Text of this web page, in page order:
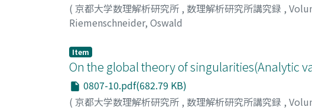
( 京都大学数理解析研究所 , 数理解析研究所講究録 ,
Riemenschneider, Oswald
Item
On the global theory of singularities(Analytic
0807-10.pdf(682.79 KB)
( 京都大学数理解析研究所 , 数理解析研究所講究録 ,